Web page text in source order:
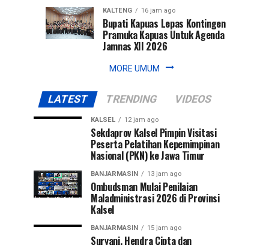
KALTENG 16 jam ago
Bupati Kapuas Lepas Kontingen
Pramuka Kapuas Untuk Agenda
Jamnas XII 2026
MORE UMUM
LATEST TRENDING VIDEOS
KALSEL 12 jam ago
Sekdaprov Kalsel Pimpin Visitasi
Peserta Pelatihan Kepemimpinan
Nasional (PKN) ke Jawa Timur
BANJARMASIN 13 jam ago
Ombudsman Mulai Penilaian
Maladministrasi 2026 di Provinsi
Kalsel
BANJARMASIN 15 jam ago
Suryani, Hendra Cipta dan